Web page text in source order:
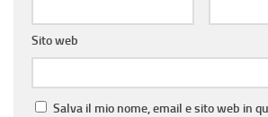
Sito web
Salva il mio nome, email e sito web in